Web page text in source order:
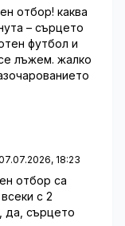
отбор! каква
– сърцето
футбол и
лъжем. жалко
18:23
отбор са
с 2
да, сърцето